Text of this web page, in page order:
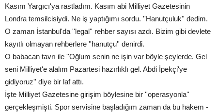
Kasım Yargıcı'ya rastladım. Kasım abi Milliyet Gazetesinin
Londra temsilcisiydi. Ne iş yaptığımı sordu. ''Hanutçuluk'' dedim.
O zaman İstanbul'da ''legal'' rehber sayısı azdı. Bizim gibi devlete
kayıtlı olmayan rehberlere ''hanutçu'' denirdi.
O babacan tavrı ile ''Oğlum senin ne işin var böyle şeylerde. Gel
seni Milliyet'e alalım Pazartesi hazırlıklı gel. Abdi İpekçi'ye
gidiyoruz'' diye bir laf attı.
İşte Milliyet Gazetesine girişim böylesine bir ''operasyonla''
gerçekleşmişti. Spor servisine başladığım zaman da bu hakem -